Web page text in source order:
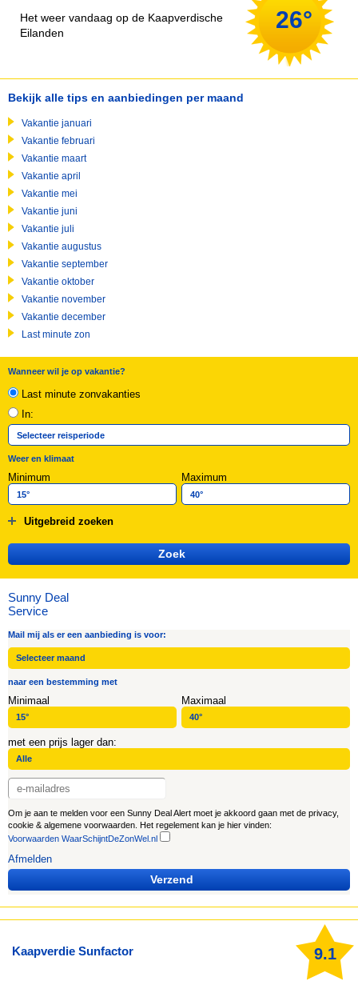
Kaapverdie Sunfactor 9.1
26°
Het weer vandaag op de Kaapverdische
Eilanden
Bekijk alle tips en aanbiedingen per maand
Vakantie januari
Vakantie februari
Vakantie maart
Vakantie april
Vakantie mei
Vakantie juni
Vakantie juli
Vakantie augustus
Vakantie september
Vakantie oktober
Vakantie november
Vakantie december
Last minute zon
Wanneer wil je op vakantie?
Last minute zonvakanties
In:
Weer en klimaat
Minimum Maximum
Uitgebreid zoeken
Sunny Deal
Service
Mail mij als er een aanbieding is voor:
naar een bestemming met
Minimaal Maximaal
met een prijs lager dan:
Om je aan te melden voor een Sunny Deal Alert moet je akkoord gaan met de privacy,
cookie & algemene voorwaarden. Het regelement kan je hier vinden:
Voorwaarden WaarSchijntDeZonWel.nl
Afmelden
Verzend